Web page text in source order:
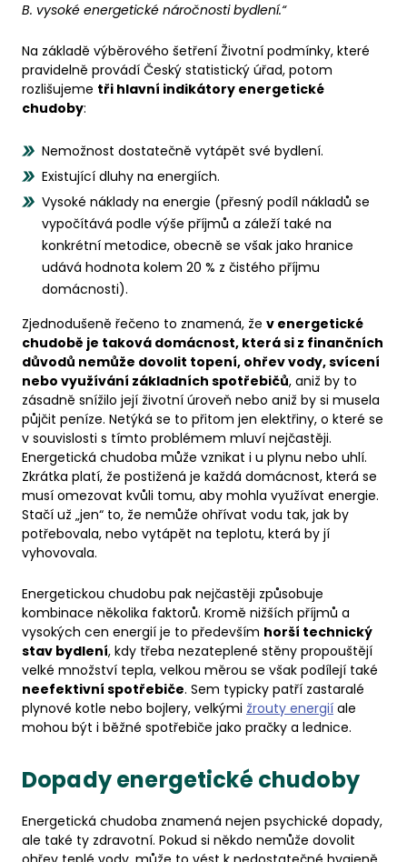
B. vysoké energetické náročnosti bydlení.“
Na základě výběrového šetření Životní podmínky, které
pravidelně provádí Český statistický úřad, potom
rozlišujeme tři hlavní indikátory energetické
chudoby:
Nemožnost dostatečně vytápět své bydlení.
Existující dluhy na energiích.
Vysoké náklady na energie (přesný podíl nákladů se
vypočítává podle výše příjmů a záleží také na
konkrétní metodice, obecně se však jako hranice
udává hodnota kolem 20 % z čistého příjmu
domácnosti).
Zjednodušeně řečeno to znamená, že v energetické
chudobě je taková domácnost, která si z finančních
důvodů nemůže dovolit topení, ohřev vody, svícení
nebo využívání základních spotřebičů, aniž by to
zásadně snížilo její životní úroveň nebo aniž by si musela
půjčit peníze. Netýká se to přitom jen elektřiny, o které se
v souvislosti s tímto problémem mluví nejčastěji.
Energetická chudoba může vznikat i u plynu nebo uhlí.
Zkrátka platí, že postižená je každá domácnost, která se
musí omezovat kvůli tomu, aby mohla využívat energie.
Stačí už „jen“ to, že nemůže ohřívat vodu tak, jak by
potřebovala, nebo vytápět na teplotu, která by jí
vyhovovala.
Energetickou chudobu pak nejčastěji způsobuje
kombinace několika faktorů. Kromě nižších příjmů a
vysokých cen energií je to především horší technický
stav bydlení, kdy třeba nezateplené stěny propouštějí
velké množství tepla, velkou měrou se však podílejí také
neefektivní spotřebiče. Sem typicky patří zastaralé
plynové kotle nebo bojlery, velkými žrouty energií ale
mohou být i běžné spotřebiče jako pračky a lednice.
Dopady energetické chudoby
Energetická chudoba znamená nejen psychické dopady,
ale také ty zdravotní. Pokud si někdo nemůže dovolit